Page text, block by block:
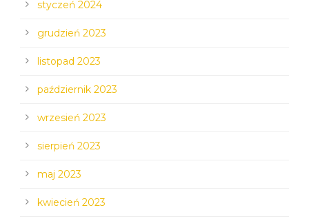
styczeń 2024
grudzień 2023
listopad 2023
październik 2023
wrzesień 2023
sierpień 2023
maj 2023
kwiecień 2023